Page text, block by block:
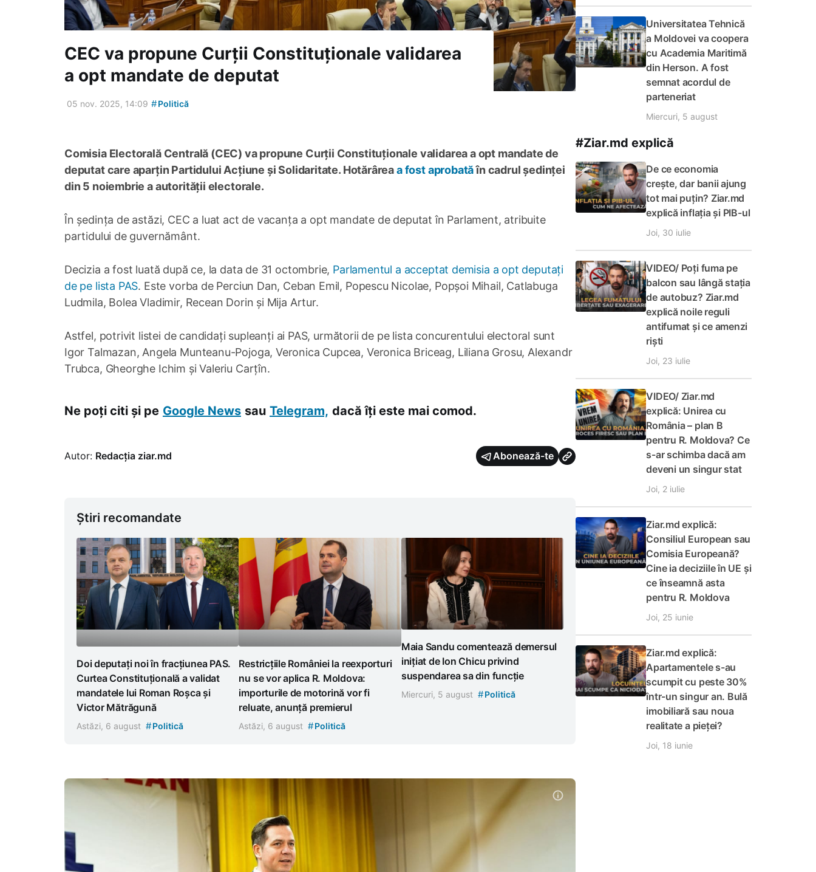
CEC va propune Curții Constituționale validarea
a opt mandate de deputat
05 nov. 2025, 14:09 #Politică
Comisia Electorală Centrală (CEC) va propune Curții Constituționale validarea a opt mandate de
deputat care aparțin Partidului Acțiune și Solidaritate. Hotărâreaa fost aprobatăîn cadrul ședinței
din 5 noiembrie a autorității electorale.
În ședința de astăzi, CEC a luat act de vacanța a opt mandate de deputat în Parlament, atribuite
partidului de guvernământ.
Decizia a fost luată după ce, la data de 31 octombrie, Parlamentul a acceptat demisia a opt deputați
de pe lista PAS. Este vorba de Perciun Dan, Ceban Emil, Popescu Nicolae, Popșoi Mihail, Catlabuga
Ludmila, Bolea Vladimir, Recean Dorin și Mija Artur.
Astfel, potrivit listei de candidați supleanți ai PAS, următorii de pe lista concurentului electoral sunt
Igor Talmazan, Angela Munteanu-Pojoga, Veronica Cupcea, Veronica Briceag, Liliana Grosu, Alexandr
Trubca, Gheorghe Ichim și Valeriu Carțîn.
Ne poți citi și pe Google News sau Telegram, dacă îți este mai comod.
Autor: Redacția ziar.md Abonează-te
Știri recomandate
Doi deputați noi în fracțiunea PAS.
Curtea Constituțională a validat
mandatele lui Roman Roșca și
Victor Mătrăgună
Astăzi, 6 august #Politică
Restricțiile României la reexporturi
nu se vor aplica R. Moldova:
importurile de motorină vor fi
reluate, anunță premierul
Astăzi, 6 august #Politică
Maia Sandu comentează demersul
inițiat de Ion Chicu privind
suspendarea sa din funcție
Miercuri, 5 august #Politică
Universitatea Tehnică
a Moldovei va coopera
cu Academia Maritimă
din Herson. A fost
semnat acordul de
parteneriat
Miercuri, 5 august
#Ziar.md explică
De ce economia
crește, dar banii ajung
tot mai puțin? Ziar.md
explică inflația și PIB-ul
Joi, 30 iulie
VIDEO/ Poți fuma pe
balcon sau lângă stația
de autobuz? Ziar.md
explică noile reguli
antifumat și ce amenzi
riști
Joi, 23 iulie
VIDEO/ Ziar.md
explică: Unirea cu
România – plan B
pentru R. Moldova? Ce
s-ar schimba dacă am
deveni un singur stat
Joi, 2 iulie
Ziar.md explică:
Consiliul European sau
Comisia Europeană?
Cine ia deciziile în UE și
ce înseamnă asta
pentru R. Moldova
Joi, 25 iunie
Ziar.md explică:
Apartamentele s-au
scumpit cu peste 30%
într-un singur an. Bulă
imobiliară sau noua
realitate a pieței?
Joi, 18 iunie